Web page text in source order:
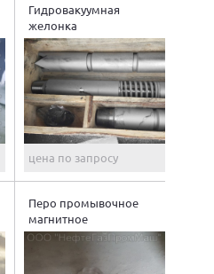
Гидровакуумная
желонка
цена по запросу
Перо промывочное
магнитное